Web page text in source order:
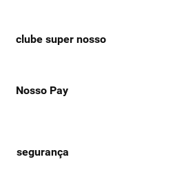
clube super nosso
Nosso Pay